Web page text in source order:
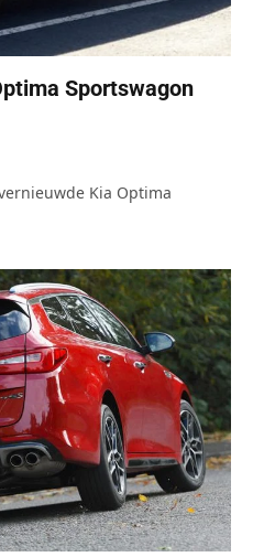
Sportswagon
Kia Optima